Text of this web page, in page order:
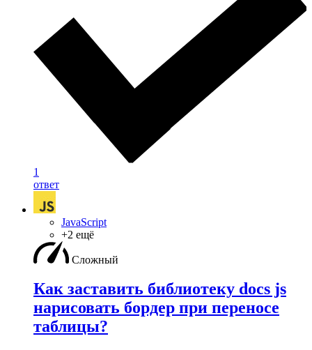
1
ответ
JavaScript
+2 ещё
Сложный
Как заставить библиотеку docs js
нарисовать бордер при переносе
таблицы?